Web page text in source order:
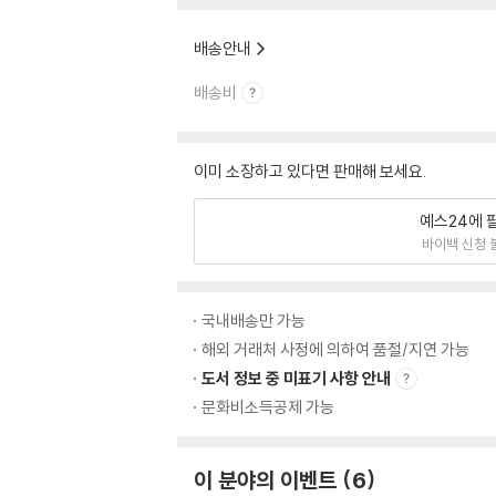
배송안내
배송비
이미 소장하고 있다면 판매해 보세요.
예스24에
바이백 신청
국내배송만 가능
해외 거래처 사정에 의하여 품절/지연 가능
도서 정보 중 미표기 사항 안내
문화비소득공제 가능
이 분야의 이벤트 6